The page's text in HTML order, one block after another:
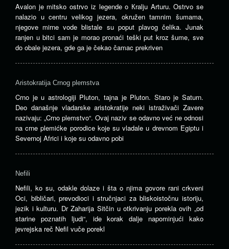
Avalon je mitsko ostrvo iz legende o Кralju Arturu. Ostrvo se
nalazio u centru velikog jezera, okružen tamnim šumama,
njegove mirne vode blistale su poput plavog čelika. Junak
ranjen u bitci sam je morao pronaći teški put kroz šume, sve
do obale jezera, gde ga je čekao čamac prekriven
Aristokratija Crnog plemstva
Crno je u astrologiji Pluton, tajna je Pluton. Staro je Saturn.
Deo današnje vladarske aristokratije neki istraživači Zavere
nazivaju: „Crno plemstvo“. Ovaj naziv se odavno već ne odnosi
na crne plemićke porodice koje su vladale u drevnom Egiptu i
Severnoj Africi i koje su odavno pobi
Nefili
Nefili, ko su, odakle dolaze i šta o njima govore rani crkveni
Oci, bibličari, prevodioci i stručnjaci za bliskoistočnu istoriju,
jezik i kulturu. Dr Zaharija Sitčin u otkrivanju porekla ovih „od
starine poznatih ljudi“, ide korak dalje napominjući kako
jevrejska reč Nefil vuče porekl